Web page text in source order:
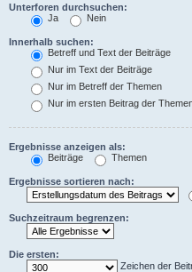
Unterforen durchsuchen:
Ja
Nein
Innerhalb suchen:
Betreff und Text der Beiträge
Nur im Text der Beiträge
Nur im Betreff der Themen
Nur im ersten Beitrag der
Ergebnisse anzeigen als:
Beiträge
Themen
Ergebnisse sortieren nach:
Suchzeitraum begrenzen:
Die ersten:
Zeichen der